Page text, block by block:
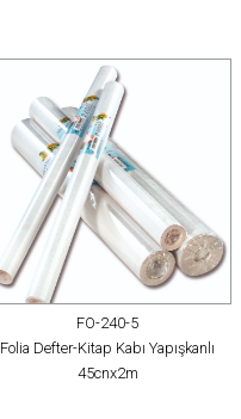
FO-240-5
Folia Defter-Kitap Kabı Yapışkanlı
45cnx2m